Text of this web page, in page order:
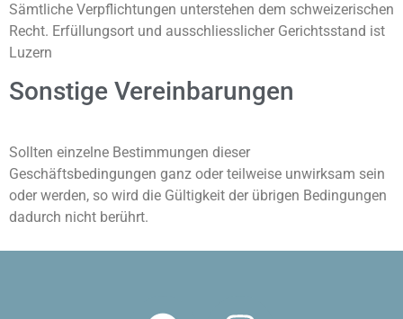
Sämtliche Verpflichtungen unterstehen dem schweizerischen
Recht. Erfüllungsort und ausschliesslicher Gerichtsstand ist
Luzern
Sonstige Vereinbarungen
Sollten einzelne Bestimmungen dieser
Geschäftsbedingungen ganz oder teilweise unwirksam sein
oder werden, so wird die Gültigkeit der übrigen Bedingungen
dadurch nicht berührt.